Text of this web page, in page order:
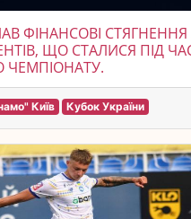
ФІНАНСОВІ СТЯГНЕННЯ
ЩО СТАЛИСЯ ПІД
ЧЕМПІОНАТУ.
Київ Кубок України